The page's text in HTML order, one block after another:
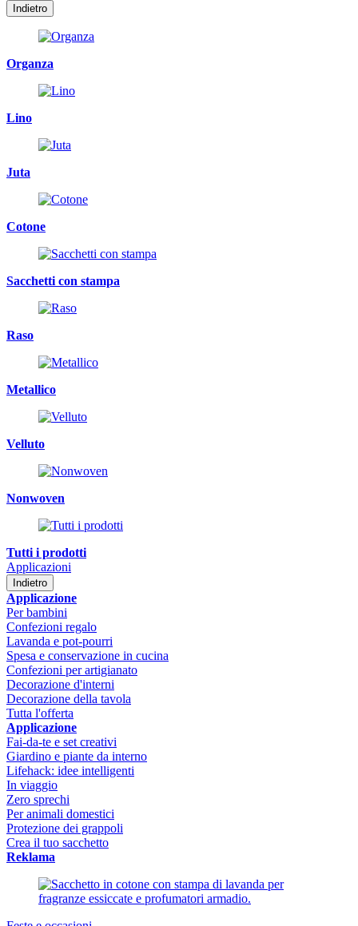
Indietro
Organza
Lino
Juta
Cotone
Sacchetti con stampa
Raso
Metallico
Velluto
Nonwoven
Tutti i prodotti
Applicazioni
Indietro
Applicazione
Per bambini
Confezioni regalo
Lavanda e pot-pourri
Spesa e conservazione in cucina
Confezioni per artigianato
Decorazione d'interni
Decorazione della tavola
Tutta l'offerta
Applicazione
Fai-da-te e set creativi
Giardino e piante da interno
Lifehack: idee intelligenti
In viaggio
Zero sprechi
Per animali domestici
Protezione dei grappoli
Crea il tuo sacchetto
Reklama